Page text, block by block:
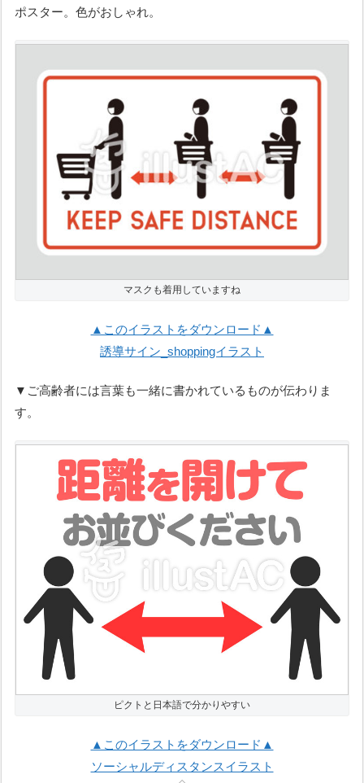
ポスター。色がおしゃれ。
マスクも着用していますね
▲このイラストをダウンロード▲
誘導サイン_shoppingイラスト
▼ご高齢者には言葉も一緒に書かれているものが伝わりま
す。
ピクトと日本語で分かりやすい
▲このイラストをダウンロード▲
ソーシャルディスタンスイラスト